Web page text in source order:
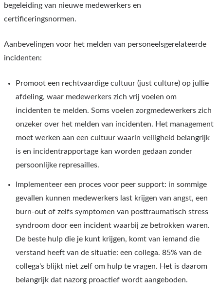
begeleiding van nieuwe medewerkers en
certificeringsnormen.
Aanbevelingen voor het melden van personeelsgerelateerde
incidenten:
Promoot een rechtvaardige cultuur (just culture) op jullie
afdeling, waar medewerkers zich vrij voelen om
incidenten te melden. Soms voelen zorgmedewerkers zich
onzeker over het melden van incidenten. Het management
moet werken aan een cultuur waarin veiligheid belangrijk
is en incidentrapportage kan worden gedaan zonder
persoonlijke represailles.
Implementeer een proces voor peer support: in sommige
gevallen kunnen medewerkers last krijgen van angst, een
burn-out of zelfs symptomen van posttraumatisch stress
syndroom door een incident waarbij ze betrokken waren.
De beste hulp die je kunt krijgen, komt van iemand die
verstand heeft van de situatie: een collega. 85% van de
collega's blijkt niet zelf om hulp te vragen. Het is daarom
belangrijk dat nazorg proactief wordt aangeboden.